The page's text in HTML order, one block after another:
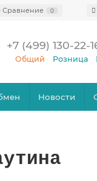
Сравнение 0
+7 (499) 130-22-
Общий Розница
Новости